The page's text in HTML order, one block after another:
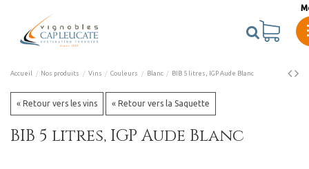
Accueil Nos produits Vins Couleurs Blanc BIB 5 litres, IGP Aude Blanc
« Retour vers les vins « Retour vers la Saquette
BIB 5 litres, IGP Aude Blanc